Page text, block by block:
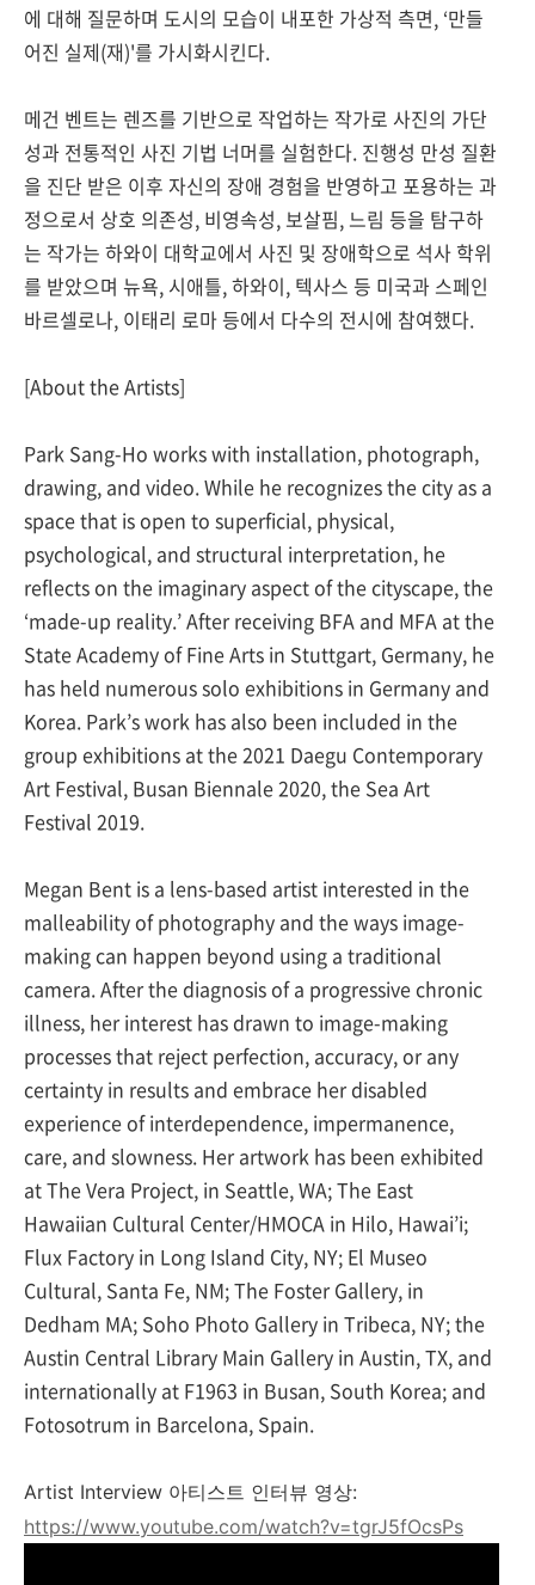
에 대해 질문하며 도시의 모습이 내포한 가상적 측면, ‘만들
어진 실제(재)'를 가시화시킨다.
메건 벤트는 렌즈를 기반으로 작업하는 작가로 사진의 가단
성과 전통적인 사진 기법 너머를 실험한다. 진행성 만성 질환
을 진단 받은 이후 자신의 장애 경험을 반영하고 포용하는 과
정으로서 상호 의존성, 비영속성, 보살핌, 느림 등을 탐구하
는 작가는 하와이 대학교에서 사진 및 장애학으로 석사 학위
를 받았으며 뉴욕, 시애틀, 하와이, 텍사스 등 미국과 스페인
바르셀로나, 이태리 로마 등에서 다수의 전시에 참여했다.
[About the Artists]
Park Sang-Ho works with installation, photograph,
drawing, and video. While he recognizes the city as a
space that is open to superficial, physical,
psychological, and structural interpretation, he
reflects on the imaginary aspect of the cityscape, the
‘made-up reality.’ After receiving BFA and MFA at the
State Academy of Fine Arts in Stuttgart, Germany, he
has held numerous solo exhibitions in Germany and
Korea. Park’s work has also been included in the
group exhibitions at the 2021 Daegu Contemporary
Art Festival, Busan Biennale 2020, the Sea Art
Festival 2019.
Megan Bent is a lens-based artist interested in the
malleability of photography and the ways image-
making can happen beyond using a traditional
camera. After the diagnosis of a progressive chronic
illness, her interest has drawn to image-making
processes that reject perfection, accuracy, or any
certainty in results and embrace her disabled
experience of interdependence, impermanence,
care, and slowness. Her artwork has been exhibited
at The Vera Project, in Seattle, WA; The East
Hawaiian Cultural Center/HMOCA in Hilo, Hawai’i;
Flux Factory in Long Island City, NY; El Museo
Cultural, Santa Fe, NM; The Foster Gallery, in
Dedham MA; Soho Photo Gallery in Tribeca, NY; the
Austin Central Library Main Gallery in Austin, TX, and
internationally at F1963 in Busan, South Korea; and
Fotosotrum in Barcelona, Spain.
Artist Interview 아티스트 인터뷰 영상:
https://www.youtube.com/watch?v=tgrJ5fOcsPs